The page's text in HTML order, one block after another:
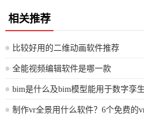
相关推荐
比较好用的二维动画软件推荐
全能视频编辑软件是哪一款
bim是什么及bim模型能用于数字孪
制作vr全景用什么软件？6个免费的